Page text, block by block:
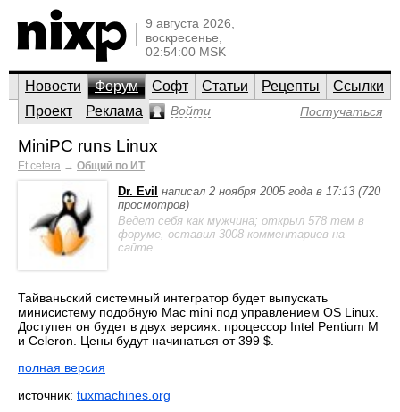
9 августа 2026,
воскресенье,
02:54:00 MSK
Новости Форум Софт Статьи Рецепты
Ссылки
Проект
Реклама Войти Постучаться
MiniPC runs Linux
Et cetera → Общий по ИТ
Dr. Evil написал 2 ноября 2005 года в 17:13 (720
просмотров)
Ведет себя как мужчина; открыл 578 тем в
форуме, оставил 3008 комментариев на
сайте.
Тайваньский системный интегратор будет выпускать
минисистему подобную Mac mini под управлением OS Linux.
Доступен он будет в двух версиях: процессор Intel Pentium M
и Celeron. Цены будут начинаться от 399 $.
полная версия
источник: tuxmachines.org